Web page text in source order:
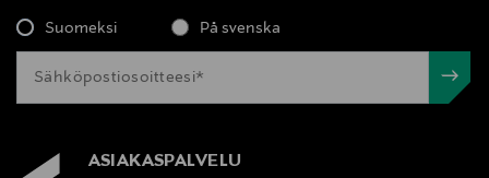
Suomeksi På svenska
ASIAKASPALVELU